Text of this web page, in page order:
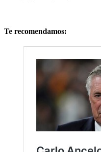
Te recomendamos: